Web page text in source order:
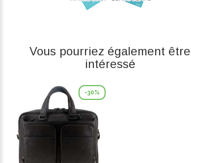
Vous pourriez également être
intéressé
-30%